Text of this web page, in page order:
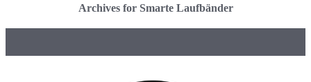
Archives for Smarte Laufbänder